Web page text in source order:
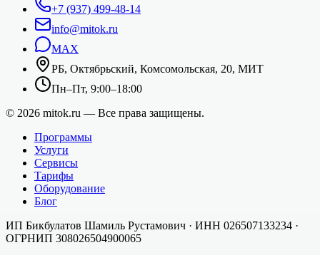
+7 (937) 499-48-14
info@mitok.ru
MAX
РБ, Октябрьский, Комсомольская, 20, МИТ
Пн–Пт, 9:00–18:00
© 2026 mitok.ru — Все права защищены.
Программы
Услуги
Сервисы
Тарифы
Оборудование
Блог
ИП Бикбулатов Шамиль Рустамович · ИНН 026507133234 ·
ОГРНИП 308026504900065